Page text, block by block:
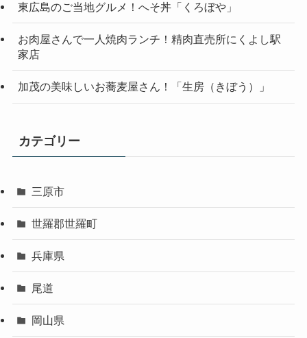
東広島のご当地グルメ！へそ丼「くろぼや」
お肉屋さんで一人焼肉ランチ！精肉直売所にくよし駅
家店
加茂の美味しいお蕎麦屋さん！「生房（きぼう）」
カテゴリー
三原市
世羅郡世羅町
兵庫県
尾道
岡山県